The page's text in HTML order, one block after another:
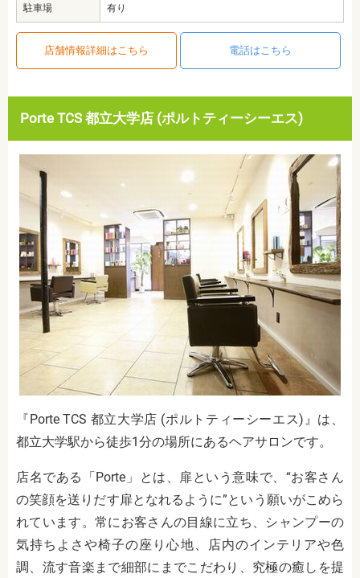
駐車場 有り
店舗情報詳細はこちら 電話はこちら
Porte TCS 都立大学店 (ポルトティーシーエス)
『Porte TCS 都立大学店 (ポルトティーシーエス)』は、
都立大学駅から徒歩1分の場所にあるヘアサロンです。
店名である「Porte」とは、扉という意味で、“お客さん
の笑顔を送りだす扉となれるように”という願いがこめら
れています。常にお客さんの目線に立ち、シャンプーの
気持ちよさや椅子の座り心地、店内のインテリアや色
調、流す音楽まで細部にまでこだわり、究極の癒しを提